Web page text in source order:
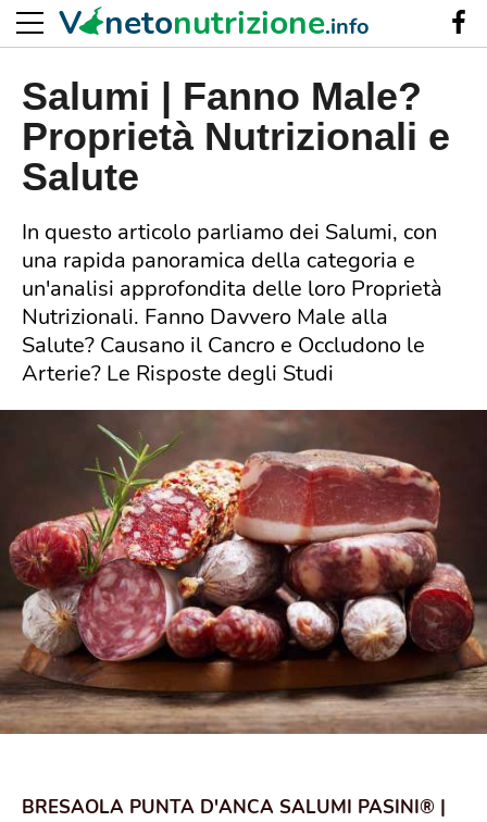
Salumi | Fanno Male?
Proprietà Nutrizionali e
Salute
In questo articolo parliamo dei Salumi, con
una rapida panoramica della categoria e
un'analisi approfondita delle loro Proprietà
Nutrizionali. Fanno Davvero Male alla
Salute? Causano il Cancro e Occludono le
Arterie? Le Risposte degli Studi
BRESAOLA PUNTA D'ANCA SALUMI PASINI® |
V netonutrizione.info